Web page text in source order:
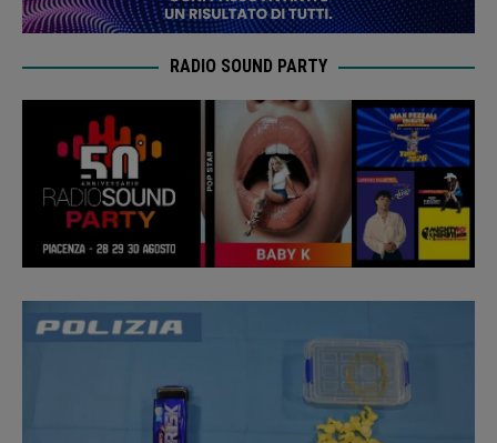
RADIO SOUND PARTY